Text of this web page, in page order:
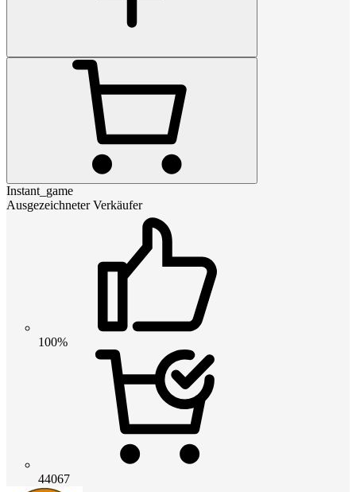
Instant_game
Ausgezeichneter Verkäufer
100%
44067